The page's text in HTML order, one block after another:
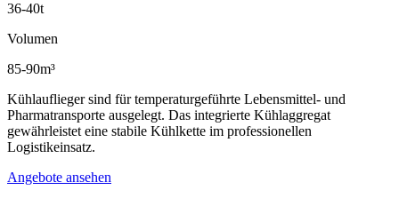
36-40t
Volumen
85-90m³
Kühlauflieger sind für temperaturgeführte Lebensmittel- und
Pharmatransporte ausgelegt. Das integrierte Kühlaggregat
gewährleistet eine stabile Kühlkette im professionellen
Logistikeinsatz.
Angebote ansehen